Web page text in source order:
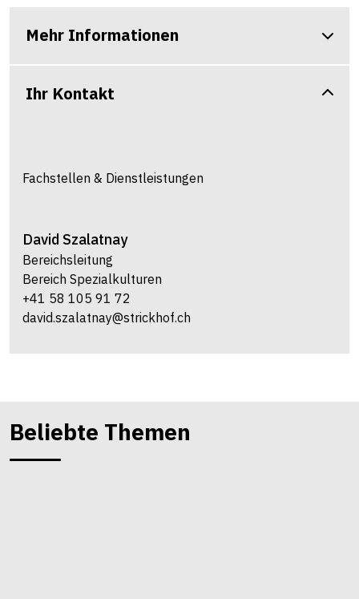
Mehr Informationen
Ihr Kontakt
Fachstellen & Dienstleistungen
David Szalatnay
Bereichsleitung
Bereich Spezialkulturen
+41 58 105 91 72
david.szalatnay@strickhof.ch
Beliebte Themen